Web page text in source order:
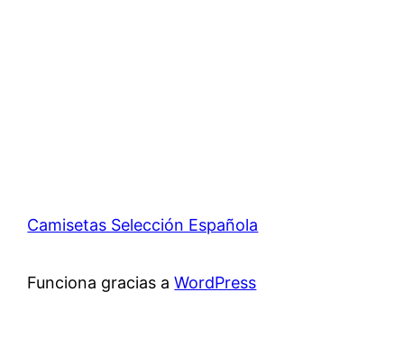
Camisetas Selección Española
Funciona gracias aWordPress